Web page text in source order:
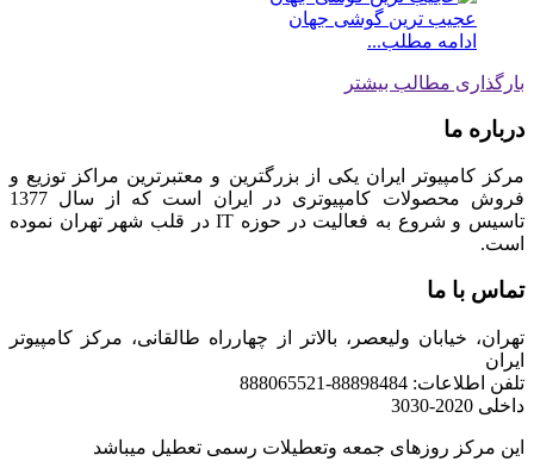
عجیب ترین گوشی جهان
ادامه مطلب...
بارگذاری مطالب بیشتر
درباره ما
مرکز کامپیوتر ایران یکی از بزرگترین و معتبرترین مراکز توزیع و
فروش محصولات کامپیوتری در ایران است که از سال 1377
تاسیس و شروع به فعالیت در حوزه IT در قلب شهر تهران نموده
است.
تماس با ما
تهران، خیابان ولیعصر، بالاتر از چهارراه طالقانی، مرکز کامپیوتر
ایران
تلفن اطلاعات: 88898484-888065521
داخلی 2020-3030
این مرکز روزهای جمعه وتعطیلات رسمی تعطیل میباشد